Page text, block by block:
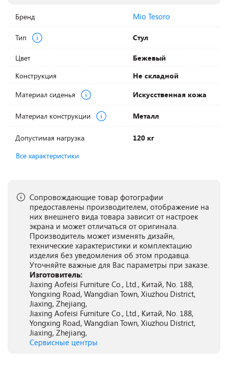
Бренд Mio Tesoro
Тип Стул
Цвет
Бежевый
Конструкция
Не складной
Материал сиденья
Искусственная кожа
Материал конструкции Металл
Допустимая нагрузка
120 кг
Все характеристики
Сопровождающие товар фотографии
предоставлены производителем, отображение на
них внешнего вида товара зависит от настроек
экрана и может отличаться от оригинала.
Производитель может изменять дизайн,
технические характеристики и комплектацию
изделия без уведомления об этом продавца.
Уточняйте важные для Вас параметры при заказе.
Изготовитель:
Jiaxing Aofeisi Furniture Co., Ltd., Китай, No. 188,
Yongxing Road, Wangdian Town, Xiuzhou District,
Jiaxing, Zhejiang,
Jiaxing Aofeisi Furniture Co., Ltd., Китай, No. 188,
Yongxing Road, Wangdian Town, Xiuzhou District,
Jiaxing, Zhejiang,
Сервисные центры